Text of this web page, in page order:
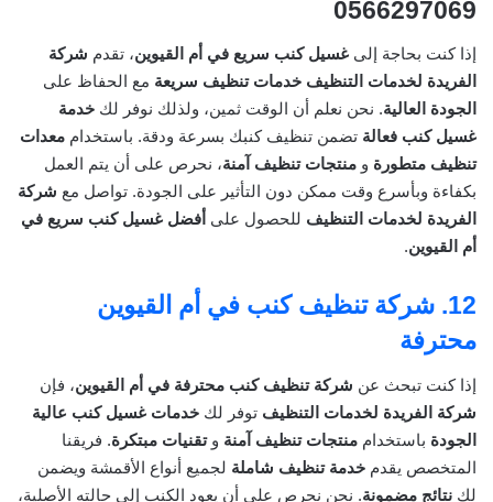
0566297069
إذا كنت بحاجة إلى غسيل كنب سريع في أم القيوين، تقدم شركة
الفريدة لخدمات التنظيف خدمات تنظيف سريعة مع الحفاظ على
الجودة العالية. نحن نعلم أن الوقت ثمين، ولذلك نوفر لك خدمة
غسيل كنب فعالة تضمن تنظيف كنبك بسرعة ودقة. باستخدام معدات
تنظيف متطورة و منتجات تنظيف آمنة، نحرص على أن يتم العمل
بكفاءة وبأسرع وقت ممكن دون التأثير على الجودة. تواصل مع شركة
الفريدة لخدمات التنظيف للحصول على أفضل غسيل كنب سريع في
أم القيوين.
12. شركة تنظيف كنب في أم القيوين
محترفة
إذا كنت تبحث عن شركة تنظيف كنب محترفة في أم القيوين، فإن
شركة الفريدة لخدمات التنظيف توفر لك خدمات غسيل كنب عالية
الجودة باستخدام منتجات تنظيف آمنة وتقنيات مبتكرة. فريقنا
المتخصص يقدم خدمة تنظيف شاملة لجميع أنواع الأقمشة ويضمن
لك نتائج مضمونة. نحن نحرص على أن يعود الكنب إلى حالته الأصلية،